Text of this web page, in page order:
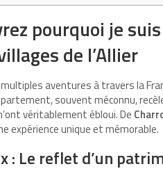
pourquoi je
de l’Allier
aventures à travers la
souvent méconnu,
véritablement ébloui. De
expérience unique et mémorable.
: Le reflet d’un